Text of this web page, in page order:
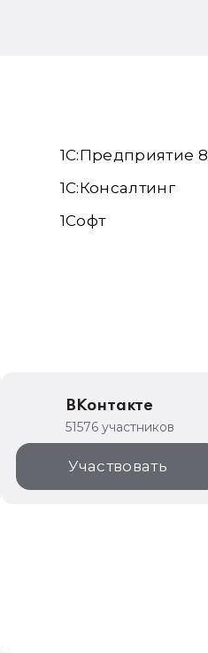
1С:Предприятие 8
1С:Консалтинг
1Софт
ВКонтакте
51576 участников
Участвовать